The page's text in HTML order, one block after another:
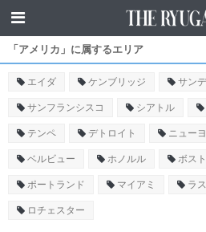
「アメリカ」に属するエリア
エイダ ケンブリッジ サン
サンフランシスコ シアトル
テンペ デトロイト ニュー
ベルビュー ホノルル ボス
ポートランド マイアミ ラ
ロチェスター